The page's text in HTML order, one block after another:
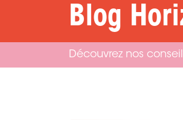
Blog
Découvrez nos